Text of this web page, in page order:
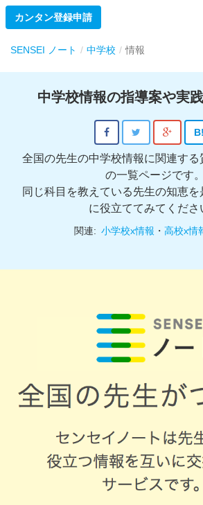
カンタン登録申請
SENSEI ノート 中学校 情報
中学校情報の指導案や実
B!
全国の先生の中学校情報に関連す
の一覧ページです。
同じ科目を教えている先生の知恵を
に役立ててみてくださ
関連: 小学校x情報 ・ 高校x情